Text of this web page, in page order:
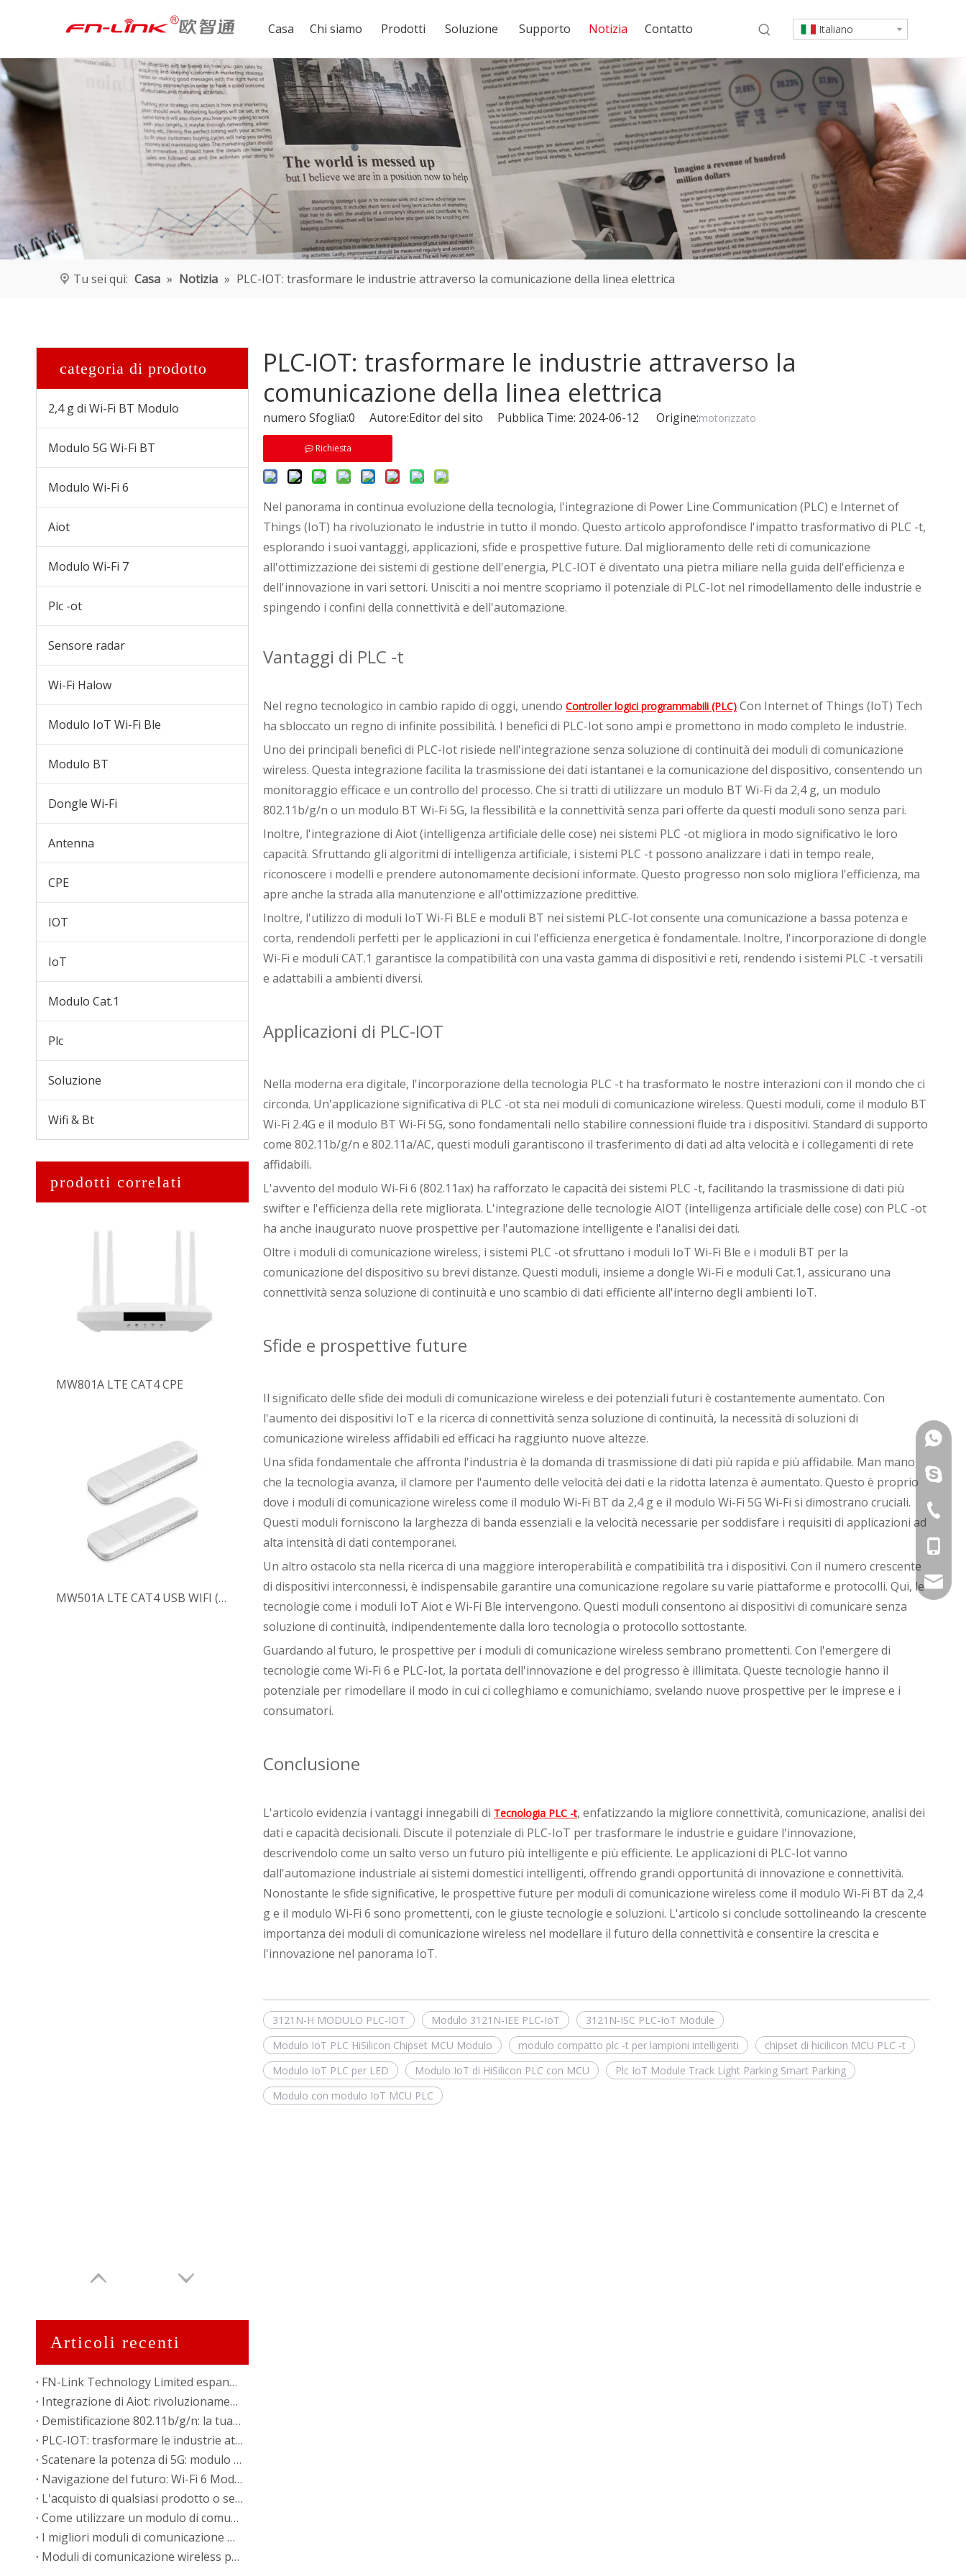
Casa Chi siamo Prodotti Soluzione Supporto Notizia Contatto Italiano
Tu sei qui: Casa » Notizia » PLC-IOT: trasformare le industrie attraverso la comunicazione della linea elettrica
categoria di prodotto
2,4 g di Wi-Fi BT Modulo
Modulo 5G Wi-Fi BT
Modulo Wi-Fi 6
Aiot
Modulo Wi-Fi 7
Plc -ot
Sensore radar
Wi-Fi Halow
Modulo IoT Wi-Fi Ble
Modulo BT
Dongle Wi-Fi
Antenna
CPE
IOT
IoT
Modulo Cat.1
Plc
Soluzione
Wifi & Bt
prodotti correlati
MW801A LTE CAT4 CPE
MW801A LTE CAT4 CPE
MW801A LTE CAT4 CPE
MW501A LTE CAT4 USB WIFI (UFI)
Articoli recenti
FN-Link Technology Limited espande la presenza con la nuova fabbrica in Vietnam
Integrazione di Aiot: rivoluzionamento della comunicazione wireless
Demistificazione 802.11b/g/n: la tua guida agli standard wireless
PLC-IOT: trasformare le industrie attraverso la comunicazione della linea elettrica
Scatenare la potenza di 5G: modulo BT Wi-Fi 802.11a/AC
Navigazione del futuro: Wi-Fi 6 Modulo 802.11ax
L'acquisto di qualsiasi prodotto o servizio tramite FN-Link
Come utilizzare un modulo di comunicazione wireless per migliorare le esperienze VRAR
I migliori moduli di comunicazione wireless per grandi luoghi ed eventi
Moduli di comunicazione wireless per l'uso intelligente dell'energia: innovazioni e tendenze
PLC-IOT: trasformare le industrie attraverso la
comunicazione della linea elettrica
numero Sfoglia:0 Autore:Editor del sito Pubblica Time: 2024-06-12 Origine:motorizzato
Richiesta
Nel panorama in continua evoluzione della tecnologia, l'integrazione di Power Line Communication (PLC) e Internet of
Things (IoT) ha rivoluzionato le industrie in tutto il mondo. Questo articolo approfondisce l'impatto trasformativo di PLC -t,
esplorando i suoi vantaggi, applicazioni, sfide e prospettive future. Dal miglioramento delle reti di comunicazione
all'ottimizzazione dei sistemi di gestione dell'energia, PLC-IOT è diventato una pietra miliare nella guida dell'efficienza e
dell'innovazione in vari settori. Unisciti a noi mentre scopriamo il potenziale di PLC-Iot nel rimodellamento delle industrie e
spingendo i confini della connettività e dell'automazione.
Vantaggi di PLC -t
Nel regno tecnologico in cambio rapido di oggi, unendo Controller logici programmabili (PLC) Con Internet of Things (IoT) Tech
ha sbloccato un regno di infinite possibilità. I benefici di PLC-Iot sono ampi e promettono in modo completo le industrie.
Uno dei principali benefici di PLC-Iot risiede nell'integrazione senza soluzione di continuità dei moduli di comunicazione
wireless. Questa integrazione facilita la trasmissione dei dati istantanei e la comunicazione del dispositivo, consentendo un
monitoraggio efficace e un controllo del processo. Che si tratti di utilizzare un modulo BT Wi-Fi da 2,4 g, un modulo
802.11b/g/n o un modulo BT Wi-Fi 5G, la flessibilità e la connettività senza pari offerte da questi moduli sono senza pari.
Inoltre, l'integrazione di Aiot (intelligenza artificiale delle cose) nei sistemi PLC -ot migliora in modo significativo le loro
capacità. Sfruttando gli algoritmi di intelligenza artificiale, i sistemi PLC -t possono analizzare i dati in tempo reale,
riconoscere i modelli e prendere autonomamente decisioni informate. Questo progresso non solo migliora l'efficienza, ma
apre anche la strada alla manutenzione e all'ottimizzazione predittive.
Inoltre, l'utilizzo di moduli IoT Wi-Fi BLE e moduli BT nei sistemi PLC-Iot consente una comunicazione a bassa potenza e
corta, rendendoli perfetti per le applicazioni in cui l'efficienza energetica è fondamentale. Inoltre, l'incorporazione di dongle
Wi-Fi e moduli CAT.1 garantisce la compatibilità con una vasta gamma di dispositivi e reti, rendendo i sistemi PLC -t versatili
e adattabili a ambienti diversi.
Applicazioni di PLC-IOT
Nella moderna era digitale, l'incorporazione della tecnologia PLC -t ha trasformato le nostre interazioni con il mondo che ci
circonda. Un'applicazione significativa di PLC -ot sta nei moduli di comunicazione wireless. Questi moduli, come il modulo BT
Wi-Fi 2.4G e il modulo BT Wi-Fi 5G, sono fondamentali nello stabilire connessioni fluide tra i dispositivi. Standard di supporto
come 802.11b/g/n e 802.11a/AC, questi moduli garantiscono il trasferimento di dati ad alta velocità e i collegamenti di rete
affidabili.
L'avvento del modulo Wi-Fi 6 (802.11ax) ha rafforzato le capacità dei sistemi PLC -t, facilitando la trasmissione di dati più
swifter e l'efficienza della rete migliorata. L'integrazione delle tecnologie AIOT (intelligenza artificiale delle cose) con PLC -ot
ha anche inaugurato nuove prospettive per l'automazione intelligente e l'analisi dei dati.
Oltre i moduli di comunicazione wireless, i sistemi PLC -ot sfruttano i moduli IoT Wi-Fi Ble e i moduli BT per la
comunicazione del dispositivo su brevi distanze. Questi moduli, insieme a dongle Wi-Fi e moduli Cat.1, assicurano una
connettività senza soluzione di continuità e uno scambio di dati efficiente all'interno degli ambienti IoT.
Sfide e prospettive future
Il significato delle sfide dei moduli di comunicazione wireless e dei potenziali futuri è costantemente aumentato. Con
l'aumento dei dispositivi IoT e la ricerca di connettività senza soluzione di continuità, la necessità di soluzioni di
comunicazione wireless affidabili ed efficaci ha raggiunto nuove altezze.
Una sfida fondamentale che affronta l'industria è la domanda di trasmissione di dati più rapida e più affidabile. Man mano
che la tecnologia avanza, il clamore per l'aumento delle velocità dei dati e la ridotta latenza è aumentato. Questo è proprio
dove i moduli di comunicazione wireless come il modulo Wi-Fi BT da 2,4 g e il modulo Wi-Fi 5G Wi-Fi si dimostrano cruciali.
Questi moduli forniscono la larghezza di banda essenziali e la velocità necessarie per soddisfare i requisiti di applicazioni ad
alta intensità di dati contemporanei.
Un altro ostacolo sta nella ricerca di una maggiore interoperabilità e compatibilità tra i dispositivi. Con il numero crescente
di dispositivi interconnessi, è indispensabile garantire una comunicazione regolare su varie piattaforme e protocolli. Qui, le
tecnologie come i moduli IoT Aiot e Wi-Fi Ble intervengono. Questi moduli consentono ai dispositivi di comunicare senza
soluzione di continuità, indipendentemente dalla loro tecnologia o protocollo sottostante.
Guardando al futuro, le prospettive per i moduli di comunicazione wireless sembrano promettenti. Con l'emergere di
tecnologie come Wi-Fi 6 e PLC-Iot, la portata dell'innovazione e del progresso è illimitata. Queste tecnologie hanno il
potenziale per rimodellare il modo in cui ci colleghiamo e comunichiamo, svelando nuove prospettive per le imprese e i
consumatori.
Conclusione
L'articolo evidenzia i vantaggi innegabili di Tecnologia PLC -t, enfatizzando la migliore connettività, comunicazione, analisi dei
dati e capacità decisionali. Discute il potenziale di PLC-IoT per trasformare le industrie e guidare l'innovazione,
descrivendolo come un salto verso un futuro più intelligente e più efficiente. Le applicazioni di PLC-Iot vanno
dall'automazione industriale ai sistemi domestici intelligenti, offrendo grandi opportunità di innovazione e connettività.
Nonostante le sfide significative, le prospettive future per moduli di comunicazione wireless come il modulo Wi-Fi BT da 2,4
g e il modulo Wi-Fi 6 sono promettenti, con le giuste tecnologie e soluzioni. L'articolo si conclude sottolineando la crescente
importanza dei moduli di comunicazione wireless nel modellare il futuro della connettività e consentire la crescita e
l'innovazione nel panorama IoT.
3121N-H MODULO PLC-IOT Modulo 3121N-IEE PLC-IoT
3121N-ISC PLC-IoT Module
Modulo IoT PLC HiSilicon Chipset MCU Modulo
modulo compatto plc -t per lampioni intelligenti
chipset di hicilicon MCU PLC -t
Modulo IoT PLC per LED
Modulo IoT di HiSilicon PLC con MCU
Plc IoT Module Track Light Parking Smart Parking
Modulo con modulo IoT MCU PLC
Joe:
Joe:
Kathy:
+ 86-
Kathy: